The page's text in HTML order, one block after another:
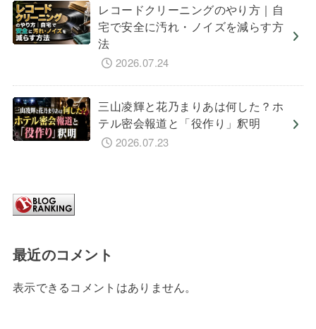
レコードクリーニングのやり方｜自
宅で安全に汚れ・ノイズを減らす方
法
2026.07.24
三山凌輝と花乃まりあは何した？ホ
テル密会報道と「役作り」釈明
2026.07.23
最近のコメント
表示できるコメントはありません。